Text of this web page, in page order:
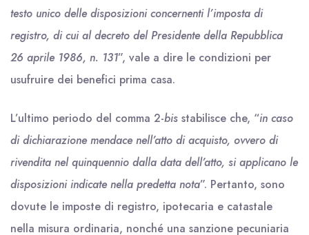
testo unico delle disposizioni concernenti l’imposta di
registro, di cui al decreto del Presidente della Repubblica
26 aprile 1986, n. 131”, vale a dire le condizioni per
usufruire dei benefici prima casa.
L’ultimo periodo del comma 2-bis stabilisce che, “in caso
di dichiarazione mendace nell’atto di acquisto, ovvero di
rivendita nel quinquennio dalla data dell’atto, si applicano le
disposizioni indicate nella predetta nota”. Pertanto, sono
dovute le imposte di registro, ipotecaria e catastale
nella misura ordinaria, nonché una sanzione pecuniaria